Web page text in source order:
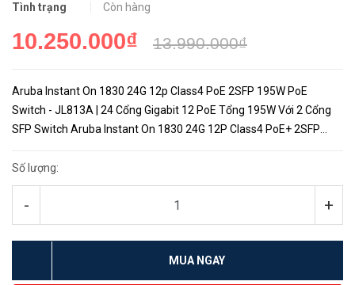
Tình trạng
Còn hàng
10.250.000₫ 13.990.000₫
Aruba Instant On 1830 24G 12p Class4 PoE 2SFP 195W PoE
Switch - JL813A | 24 Cổng Gigabit 12 PoE Tổng 195W Với 2 Cổng
SFP Switch Aruba Instant On 1830 24G 12P Class4 PoE+ 2SFP
một thương h...
Số lượng:
- +
MUA NGAY